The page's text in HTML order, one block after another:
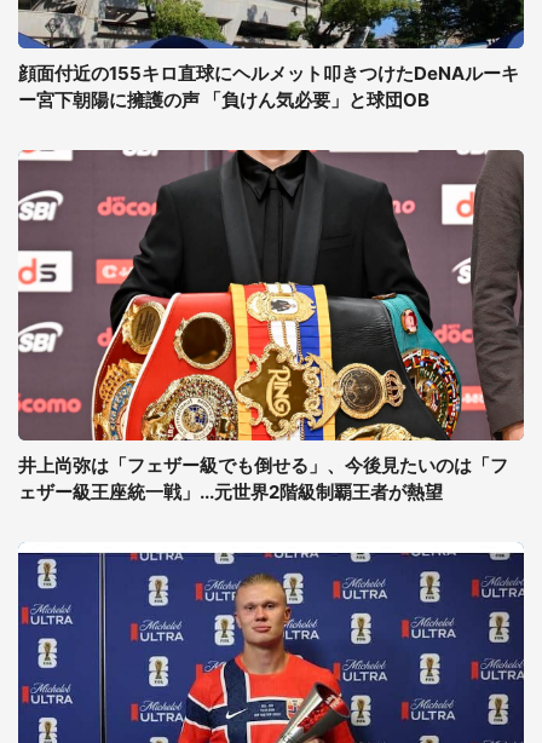
顔面付近の155キロ直球にヘルメット叩きつけたDeNAルーキ
ー宮下朝陽に擁護の声 「負けん気必要」と球団OB
井上尚弥は「フェザー級でも倒せる」、今後見たいのは「フ
ェザー級王座統一戦」...元世界2階級制覇王者が熱望